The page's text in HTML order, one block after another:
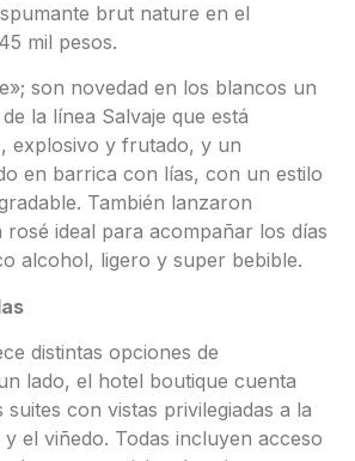
brut nature en el
mil pesos.
son novedad en los blancos un
la línea Salvaje que está
explosivo y frutado, y un
en barrica con lías, con un estilo
También lanzaron
rosé ideal para acompañar los días
alcohol, ligero y super bebible.
distintas opciones de
lado, el hotel boutique cuenta
suites con vistas privilegiadas a la
el viñedo. Todas incluyen acceso